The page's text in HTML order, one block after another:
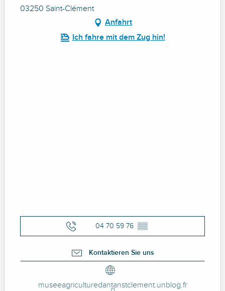
03250 Saint-Clément
Anfahrt
Ich fahre mit dem Zug hin!
04 70 59 76 ▒▒
Kontaktieren Sie uns
museeagriculturedantanstclement.unblog.fr